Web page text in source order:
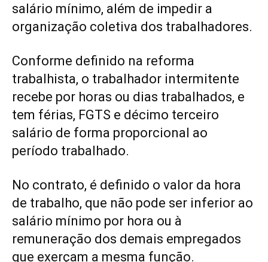
salário mínimo, além de impedir a
organização coletiva dos trabalhadores.
Conforme definido na reforma
trabalhista, o trabalhador intermitente
recebe por horas ou dias trabalhados, e
tem férias, FGTS e décimo terceiro
salário de forma proporcional ao
período trabalhado.
No contrato, é definido o valor da hora
de trabalho, que não pode ser inferior ao
salário mínimo por hora ou à
remuneração dos demais empregados
que exerçam a mesma função.